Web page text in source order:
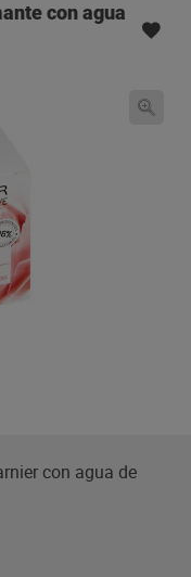
con agua
con agua de